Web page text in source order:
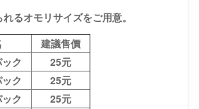
るオモリサイズをご用意。
建議售價
ク
25元
ク
25元
ク
25元